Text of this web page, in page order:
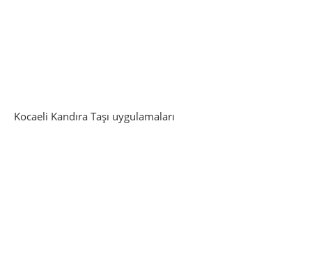
Kocaeli Kandıra Taşı uygulamaları